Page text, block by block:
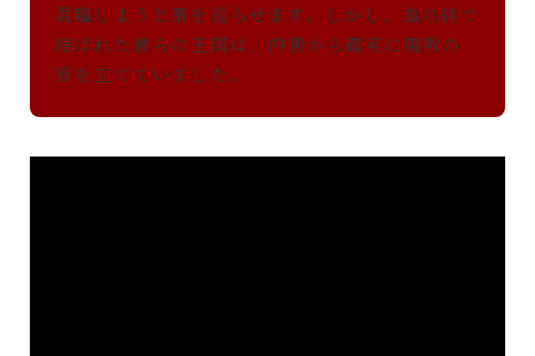
君臨しようと策を巡らせます。しかし、血の絆で
結ばれた彼らの王国は、内側から確実に腐敗の
音を立てていました。